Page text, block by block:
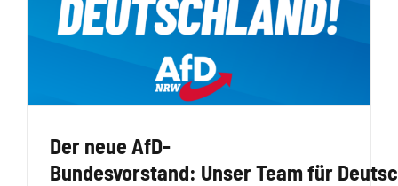
Der neue AfD-
Bundesvorstand: Unser Team für